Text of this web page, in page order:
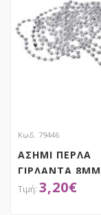
Κωδ. 79446
ΑΣΗΜΙ ΠΕΡΛΑ
ΓΙΡΛΑΝΤΑ
ΜΕΤΡΑ
3,20€